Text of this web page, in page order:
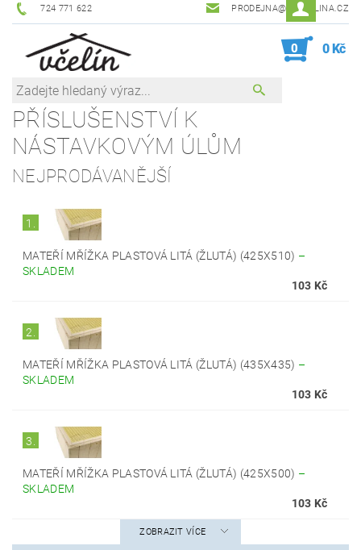
724 771 622 PRODEJNA@ZEVCELINA.CZ
0 0 Kč
PŘÍSLUŠENSTVÍ K
NÁSTAVKOVÝM ÚLŮM
NEJPRODÁVANĚJŠÍ
1.
MATEŘÍ MŘÍŽKA PLASTOVÁ LITÁ (ŽLUTÁ) (425X510) –
SKLADEM
103 Kč
2.
MATEŘÍ MŘÍŽKA PLASTOVÁ LITÁ (ŽLUTÁ) (435X435) –
SKLADEM
103 Kč
3.
MATEŘÍ MŘÍŽKA PLASTOVÁ LITÁ (ŽLUTÁ) (425X500) –
SKLADEM
103 Kč
ZOBRAZIT VÍCE